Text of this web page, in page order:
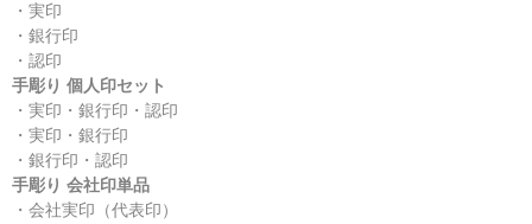
・実印
・銀行印
・認印
手彫り 個人印セット
・実印・銀行印・認印
・実印・銀行印
・銀行印・認印
手彫り 会社印単品
・会社実印（代表印）